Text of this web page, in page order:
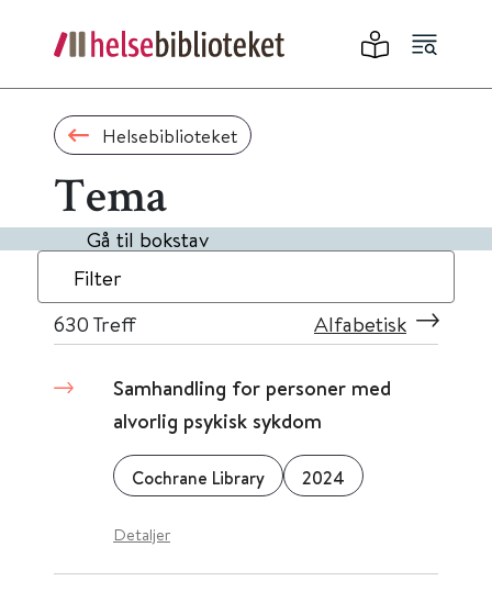
Helsebiblioteket
Tema
Gå til bokstav
Filter
630 Treff Alfabetisk
Samhandling for personer med
alvorlig psykisk sykdom
Cochrane Library 2024
Detaljer